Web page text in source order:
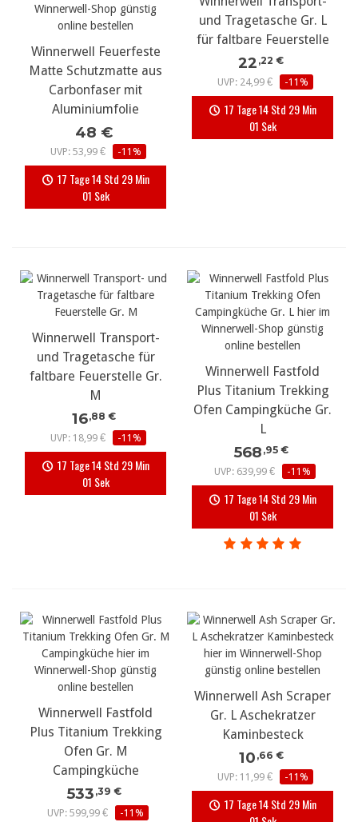
Winnerwell Feuerfeste
Matte Schutzmatte aus
Carbonfaser mit
Aluminiumfolie
48 €
UVP: 53,99 € -11%
17 Tage 14 Std 29 Min
01 Sek
und Tragetasche Gr. L
für faltbare Feuerstelle
22 ,22 €
UVP: 24,99 €
-11%
17 Tage 14 Std 29 Min
01 Sek
Winnerwell Transport-
und Tragetasche für
faltbare Feuerstelle Gr.
M
16,88 €
UVP: 18,99 €
-11%
17 Tage 14 Std 29 Min
01 Sek
Winnerwell Fastfold
Plus Titanium Trekking
Ofen Campingküche Gr.
L
568 ,95 €
UVP: 639,99 €
-11%
17 Tage 14 Std 29 Min
01 Sek
Winnerwell Fastfold
Plus Titanium Trekking
Ofen Gr. M
Campingküche
533 ,39 €
UVP: 599,99 €
-11%
Winnerwell Ash Scraper
Gr. L Aschekratzer
Kaminbesteck
10 ,66 €
UVP: 11,99 €
-11%
17 Tage 14 Std 29 Min